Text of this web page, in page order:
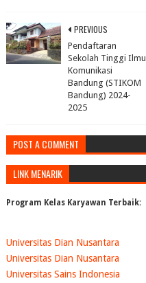
PREVIOUS
Pendaftaran
Sekolah Tinggi Ilmu
Komunikasi
Bandung (STIKOM
Bandung) 2024-
2025
POST A COMMENT
LINK MENARIK
Program Kelas Karyawan Terbaik:
Universitas Dian Nusantara
Universitas Dian Nusantara
Universitas Sains Indonesia